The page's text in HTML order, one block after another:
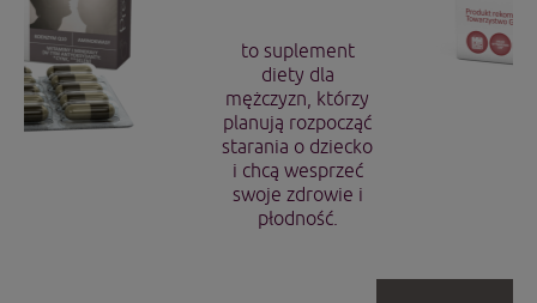
to suplement
diety dla
mężczyzn, którzy
planują rozpocząć
starania o dziecko
i chcą wesprzeć
swoje zdrowie i
płodność.